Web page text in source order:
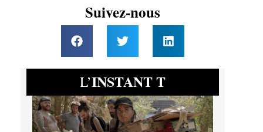
Suivez-nous
L’INSTANT T